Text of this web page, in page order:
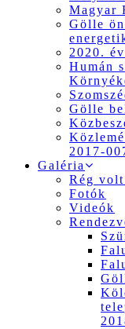
Magyar
Gölle
2020.
Humán
Gölle
2017-
Galéria
Rég
Fotók
Videók